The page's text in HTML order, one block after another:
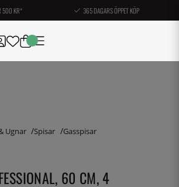
500 KR* 365 DAGARS ÖPPET KÖP
Ugnar Spisar Gasspisar
60 CM, 4